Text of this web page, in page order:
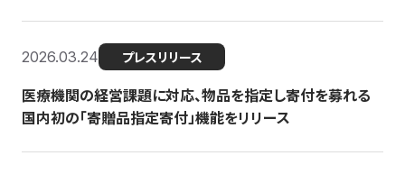
2026.03.24 プレスリリース
医療機関の経営課題に対応、物品を指定し寄付を募れる
国内初の「寄贈品指定寄付」機能をリリース